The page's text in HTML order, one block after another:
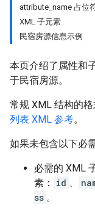
attribute_name 占位
XML 子元素
民宿房源信息示例
本页介绍了属性和
于民宿房源。
常规 XML 结构的
列表 XML 参考。
如果未包含以下必
必需的 XML
素：
id 、
ss 。